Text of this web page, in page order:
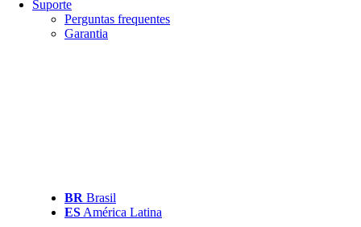
Suporte
Perguntas frequentes
Garantia
BR Brasil
ES América Latina